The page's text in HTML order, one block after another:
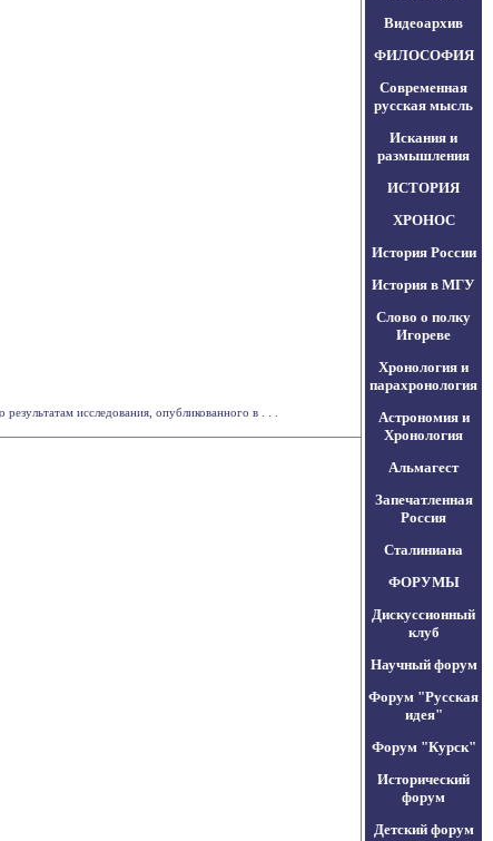
исследования, опубликованного в . . .
Видеоархив
ФИЛОСОФИЯ
Современная
русская мысль
Искания и
размышления
ИСТОРИЯ
ХРОНОС
История России
История в МГУ
Слово о полку
Игореве
Хронология и
парахронология
Астрономия и
Хронология
Альмагест
Запечатленная
Россия
Сталиниана
ФОРУМЫ
Дискуссионный
клуб
Научный форум
Форум "Русская
идея"
Форум "Курск"
Исторический
форум
Детский форум